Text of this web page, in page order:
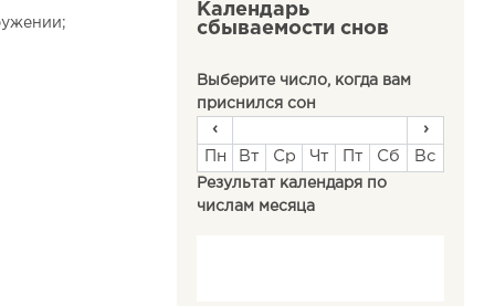
Календарь
сбываемости снов
Выберите число, когда вам
приснился сон
‹
›
Пн
Вт Ср Чт Пт Сб Вс
Результат календаря по
числам месяца